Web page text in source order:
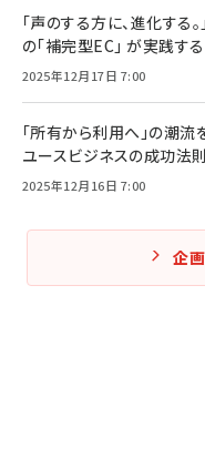
「声のする方に、進化する
の「補完型EC」 が実践す
2025年12月17日 7:00
「所有から利用へ」の潮流
ユースビジネスの成功法
2025年12月16日 7:00
企